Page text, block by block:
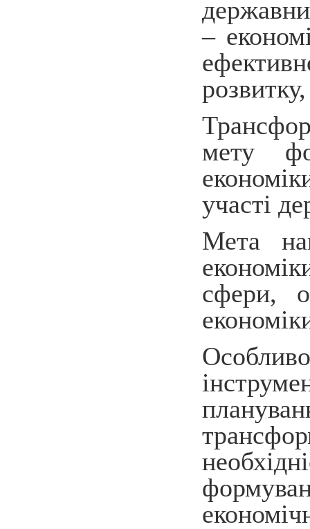
–
мету
участі
Мета
сфери,